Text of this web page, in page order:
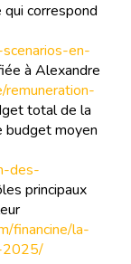
correspond
en-
à Alexandre
remuneration-
total de la
moyen
des-
principaux
financine/la-
2025/